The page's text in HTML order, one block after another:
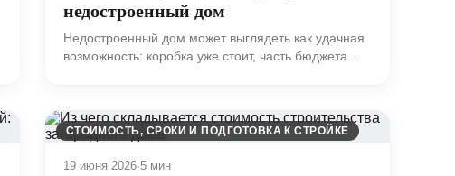
недостроенный дом
Недостроенный дом может выглядеть как удачная
возможность: коробка уже стоит, часть бюджета
СТОИМОСТЬ, СРОКИ И ПОДГОТОВКА К СТРОЙКЕ
19 июня 2026·5 мин